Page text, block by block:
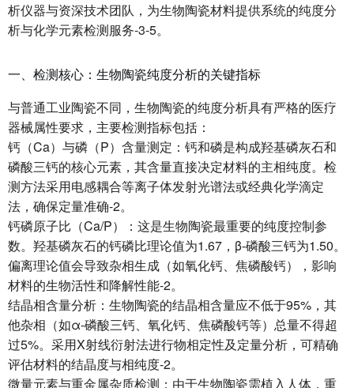
析仪器与资深技术团队，为生物陶瓷材料提供系统的纯度分
析与化学元素检测服务-3-5。
一、检测核心：生物陶瓷纯度分析的关键指标
与普通工业陶瓷不同，生物陶瓷的纯度分析具有严格的医疗
器械属性要求，主要检测指标包括：
钙（Ca）与磷（P）含量测定：钙和磷是构成羟基磷灰石和
磷酸三钙的核心元素，其含量直接决定材料的主相纯度。检
测方法采用电感耦合等离子体发射光谱法或经典化学滴定
法，确保定量准确-2。
钙磷原子比（Ca/P）：这是生物陶瓷最重要的纯度控制参
数。羟基磷灰石的钙磷比理论值为1.67，β-磷酸三钙为1.50。
偏离理论值会导致杂相生成（如氧化钙、焦磷酸钙），影响
材料的生物活性和降解性能-2。
结晶相含量分析：生物陶瓷的结晶相含量应不低于95%，其
他杂相（如α-磷酸三钙、氧化钙、焦磷酸钙等）总量不得超
过5%。采用X射线衍射法进行物相定性及定量分析，可精确
评估材料的结晶度与相纯度-2。
微量元素与重金属杂质检测：由于生物陶瓷需植入人体，重